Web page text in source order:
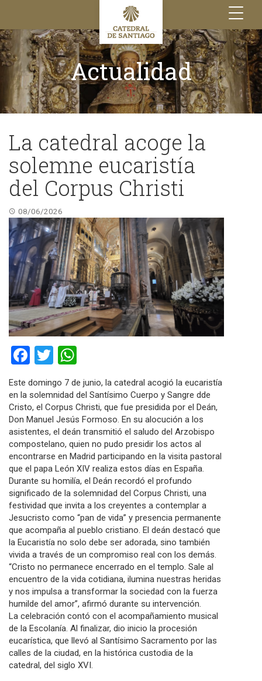
Toggle
navigation
Actualidad
La catedral acoge la
solemne eucaristía
del Corpus Christi
08/06/2026
Facebook
Twitter
Este domingo 7 de junio, la catedral acogió la eucaristía
en la solemnidad del Santísimo Cuerpo y Sangre dde
Cristo, el Corpus Christi, que fue presidida por el Deán,
Don Manuel Jesús Formoso. En su alocución a los
asistentes, el deán transmitió el saludo del Arzobispo
compostelano, quien no pudo presidir los actos al
encontrarse en Madrid participando en la visita pastoral
que el papa León XIV realiza estos días en España.
Durante su homilía, el Deán recordó el profundo
significado de la solemnidad del Corpus Christi, una
festividad que invita a los creyentes a contemplar a
Jesucristo como “pan de vida” y presencia permanente
que acompaña al pueblo cristiano. El deán destacó que
la Eucaristía no solo debe ser adorada, sino también
vivida a través de un compromiso real con los demás.
“Cristo no permanece encerrado en el templo. Sale al
encuentro de la vida cotidiana, ilumina nuestras heridas
y nos impulsa a transformar la sociedad con la fuerza
humilde del amor”, afirmó durante su intervención.
La celebración contó con el acompañamiento musical
de la Escolanía. Al finalizar, dio inicio la procesión
eucarística, que llevó al Santísimo Sacramento por las
calles de la ciudad, en la histórica custodia de la
catedral, del siglo XVI.